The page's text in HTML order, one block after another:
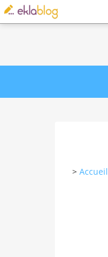
> Accueil